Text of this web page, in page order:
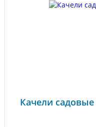
Качели садовые